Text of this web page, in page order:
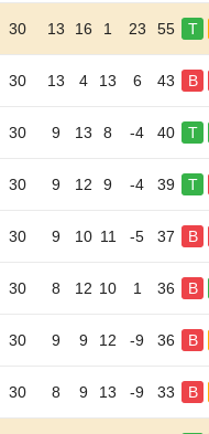
30 13 16 1 23 55 T
30 13 4 13 6 43 B
30 9 13 8 -4 40 T
30 9 12 9 -4 39 T
30 9 10 11 -5 37 B
30 8 12 10 1 36 B
30 9 9 12 -9 36 B
30 8 9 13 -9 33 B